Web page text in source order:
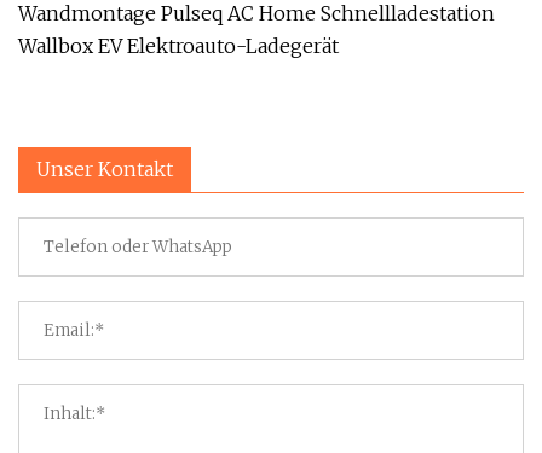
Wandmontage Pulseq AC Home Schnellladestation
Wallbox EV Elektroauto-Ladegerät
Unser Kontakt